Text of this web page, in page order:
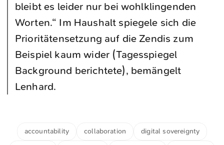
bleibt es leider nur bei wohlklingenden
Worten.“ Im Haushalt spiegele sich die
Prioritätensetzung auf die Zendis zum
Beispiel kaum wider (Tagesspiegel
Background berichtete), bemängelt
Lenhard.
accountability collaboration digital sovereignty